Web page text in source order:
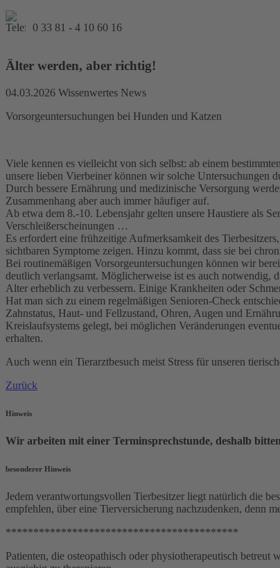
0 33 81 - 4 10 60 16
Älter werden, aber richtig!
04.03.2026 Wissenwertes News
Vorsorgeuntersuchungen bei Hunden und Katzen
Viele kennen es vielleicht von sich selbst: ab einem
unsere lieben Vierbeiner können wir solche Untersuchungen
Durch bessere Ernährung und medizinische Versorgung
Zusammenhang aber auch immer häufiger auf.
Ab etwa dem 8.-10. Lebensjahr gelten unsere Haustiere als
Verschleißerscheinungen …
Es erfordert eine frühzeitige Aufmerksamkeit des
sichtbaren Symptome zeigen. Hinzu kommt, dass sie bei
Bei routinemäßigen Vorsorgeuntersuchungen können wir
deutlich verlangsamt. Möglicherweise ist es auch notwendig,
Alter erheblich zu verbessern. Einige Krankheiten oder
Hat man sich zu einem regelmäßigen Senioren-Check
Zahnstatus, Haut- und Fellzustand, Ohren, Augen und
Kreislaufsystems gelegt, bei möglichen Veränderungen
erhalten.
Auch wenn ein Tierarztbesuch meist Stress für unseren
Zurück
Hinweis
Wir arbeiten mit einer Terminsprechstunde, deshalb
besonderer Hinweis
Jedem verantwortungsvollen Tierbesitzer liegt natürlich die
empfehlen, über eine Tierversicherung nachzudenken, denn
******************************************
Patienten, die osteopathisch oder physiotherapeutisch